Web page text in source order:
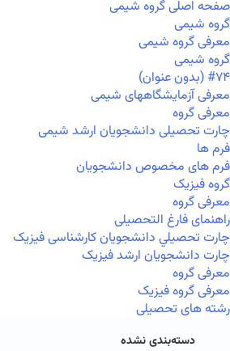
صفحه اصلی گروه شیمی
گروه شیمی
معرفی گروه شیمی
گروه شیمی
#۷۴ (بدون عنوان)
معرفی آزمایشگاههای شیمی
معرفی گروه
چارت تحصیلی دانشجویان ارشد شیمی
فرم ها
فرم های مخصوص دانشجویان
گروه فیزیک
معرفی گروه
راهنمای فارغ التحصیلی
چارت تحصيلي دانشجویان کارشناسی فیزیک
چارت دانشجویان ارشد فیزیک
معرفی گروه
معرفی گروه فیزیک
رشته های تحصیلی
دسته‌بندی نشده